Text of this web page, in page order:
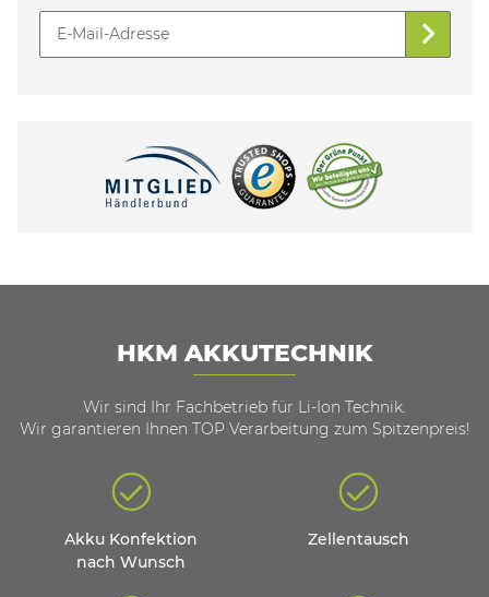
HKM AKKUTECHNIK
Wir sind Ihr Fachbetrieb für Li-Ion Technik.
Wir garantieren Ihnen TOP Verarbeitung zum Spitzenpreis!
Akku Konfektion
nach Wunsch
Zellentausch